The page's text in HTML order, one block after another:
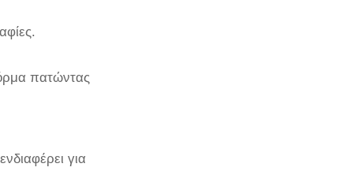
πατώντας
για